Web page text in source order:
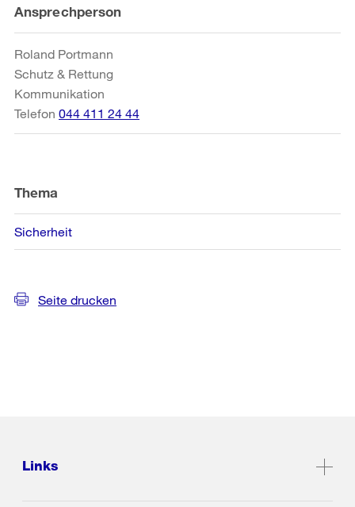
Weitere
Informationen
Ansprechperson
Roland Portmann
Schutz & Rettung
Kommunikation
Telefon 044 411 24 44
Thema
Sicherheit
Seite drucken
Links